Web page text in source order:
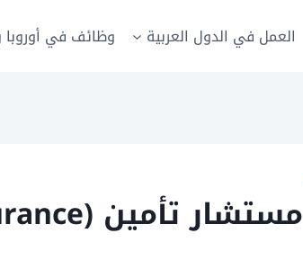
العمل في الدول العربية وظائف في أوروبا